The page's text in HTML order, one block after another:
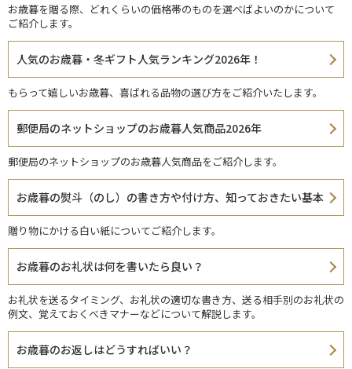
お歳暮を贈る際、どれくらいの価格帯のものを選べばよいのかについて
ご紹介します。
人気のお歳暮・冬ギフト人気ランキング2026年！
もらって嬉しいお歳暮、喜ばれる品物の選び方をご紹介いたします。
郵便局のネットショップのお歳暮人気商品2026年
郵便局のネットショップのお歳暮人気商品をご紹介します。
お歳暮の熨斗（のし）の書き方や付け方、知っておきたい基本
贈り物にかける白い紙についてご紹介します。
お歳暮のお礼状は何を書いたら良い？
お礼状を送るタイミング、お礼状の適切な書き方、送る相手別のお礼状の
例文、覚えておくべきマナーなどについて解説します。
お歳暮のお返しはどうすればいい？